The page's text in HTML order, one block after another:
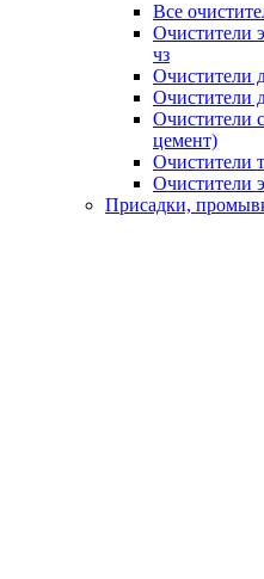
Все
Очистители
чз
Очистители
Очистители
Очистители
цемент)
Очистители
Очистители
Присадки,